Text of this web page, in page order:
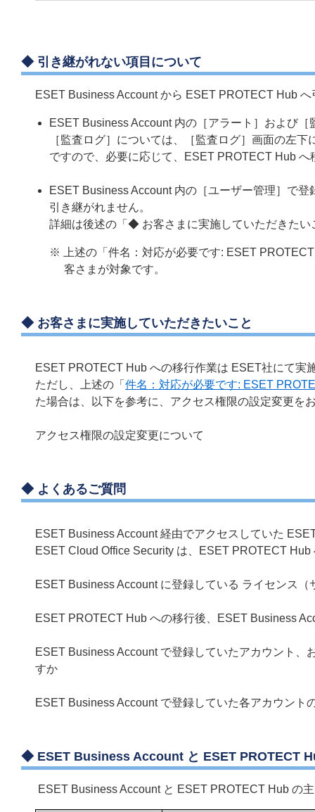
◆ 引き継がれない項目について
ESET Business Account から ESET PROTECT Hub
ESET Business Account 内の［アラート］および
［監査ログ］については、［監査ログ］画面の左
ですので、必要に応じて、ESET PROTECT Hub
ESET Business Account 内の［ユーザー管理］で
引き継がれません。
詳細は後述の「◆ お客さまに実施していただきたい
※ 上述の「件名：対応が必要です: ESET
客さまが対象です。
◆ お客さまに実施していただきたいこと
ESET PROTECT Hub への移行作業は ESET社にて実
ただし、上述の「 件名：対応が必要です: ESET
た場合は、以下を参考に、アクセス権限の設定変更を
アクセス権限の設定変更について
◆ よくあるご質問
ESET Business Account 経由でアクセスしていた
ESET Cloud Office Security は、ESET PROTECT
ESET Business Account に登録している ライセンス
ESET PROTECT Hub への移行後、ESET Business
ESET Business Account で登録していたアカウント
すか
ESET Business Account で登録していた各アカウン
◆ ESET Business Account と ESET PROTECT
ESET Business Account と ESET PROTECT Hub の